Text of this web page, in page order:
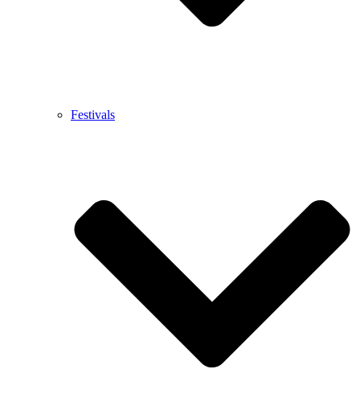
Festivals